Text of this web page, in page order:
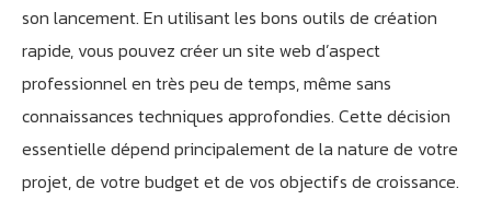
son lancement. En utilisant les bons outils de création
rapide, vous pouvez créer un site web d’aspect
professionnel en très peu de temps, même sans
connaissances techniques approfondies. Cette décision
essentielle dépend principalement de la nature de votre
projet, de votre budget et de vos objectifs de croissance.